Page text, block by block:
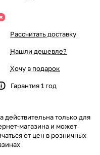
Рассчитать доставку
Нашли дешевле?
Хочу в подарок
Гарантия 1 год
действительна только для
магазина и может
от цен в розничных